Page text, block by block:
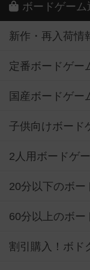
ボードゲーム
新作・再入荷情
定番ボードゲー
国産ボードゲー
子供向けボード
2人用ボードゲ
20分以下のボー
60分以上のボー
割引購入！ボド